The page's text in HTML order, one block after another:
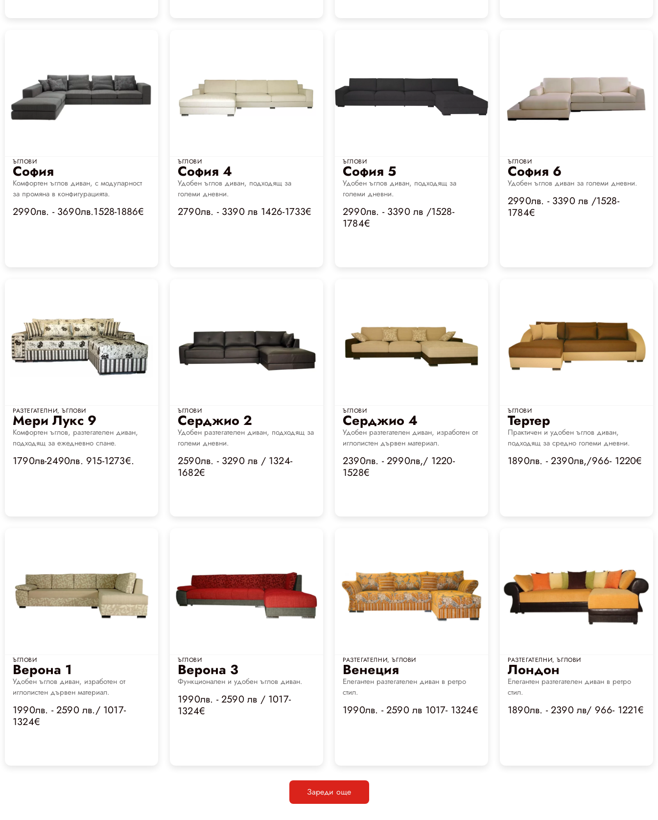
ЪГЛОВИ
София
Комфортен ъглов диван, с модуларност
за промяна в конфигурацията.
2990лв. - 3690лв.1528-1886€
ЪГЛОВИ
София 4
Удобен ъглов диван, подходящ за
големи дневни.
2790лв. - 3390 лв 1426-1733€
ЪГЛОВИ
София 5
Удобен ъглов диван, подходящ за
големи дневни.
2990лв. - 3390 лв /1528-
1784€
ЪГЛОВИ
София 6
Удобен ъглов диван за големи дневни.
2990лв. - 3390 лв /1528-
1784€
РАЗТЕГАТЕЛНИ,ЪГЛОВИ
Мери Лукс 9
Комфортен ъглов, разтегателен диван,
подходящ за ежедневно спане.
1790лв-2490лв. 915-1273€.
ЪГЛОВИ
Серджио 2
Удобен разтегателен диван, подходящ за
големи дневни.
2590лв. - 3290 лв / 1324-
1682€
ЪГЛОВИ
Серджио 4
Удобен разтегателен диван, изработен от
иглолистен дървен материал.
2390лв. - 2990лв,/ 1220-
1528€
ЪГЛОВИ
Тертер
Практичен и удобен ъглов диван,
подходящ за средно големи дневни.
1890лв. - 2390лв,/966- 1220€
ЪГЛОВИ
Верона 1
Удобен ъглов диван, изработен от
иглолистен дървен материал.
1990лв. - 2590 лв./ 1017-
1324€
ЪГЛОВИ
Верона 3
Функционален и удобен ъглов диван.
1990лв. - 2590 лв / 1017-
1324€
РАЗТЕГАТЕЛНИ,ЪГЛОВИ
Венеция
Елегантен разтегателен диван в ретро
стил.
1990лв. - 2590 лв 1017- 1324€
РАЗТЕГАТЕЛНИ,ЪГЛОВИ
Лондон
Елегантен разтегателен диван в ретро
стил.
1890лв. - 2390 лв/ 966- 1221€
Зареди още